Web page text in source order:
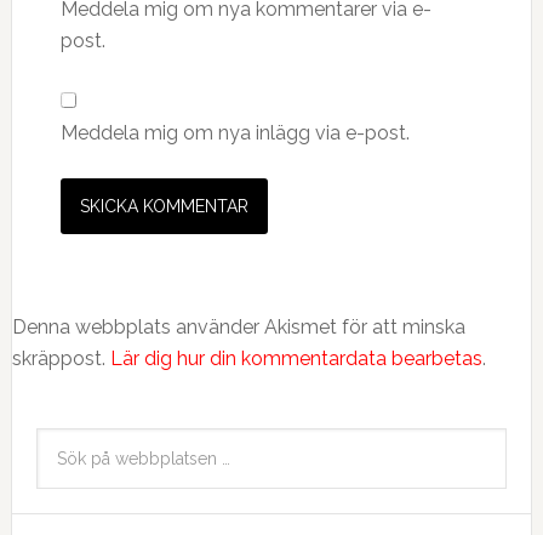
Meddela mig om nya kommentarer via e-
post.
Meddela mig om nya inlägg via e-post.
Denna webbplats använder Akismet för att minska
skräppost. Lär dig hur din kommentardata bearbetas.